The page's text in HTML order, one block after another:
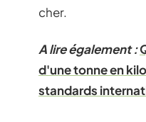
cher.
A lire également :
d'une tonne en
standards